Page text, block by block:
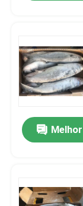
Cavala
Sardinhas
Sauro
Peixes